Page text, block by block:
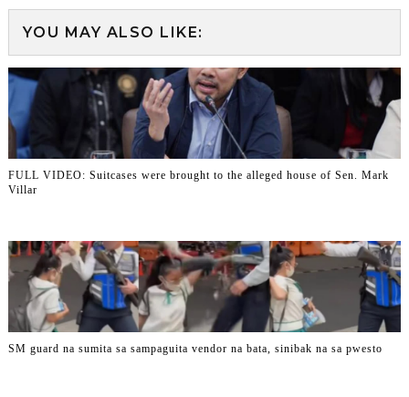
YOU MAY ALSO LIKE:
FULL VIDEO: Suitcases were brought to the alleged house of Sen. Mark
Villar
SM guard na sumita sa sampaguita vendor na bata, sinibak na sa pwesto